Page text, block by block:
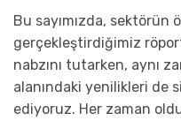
Bu sayımızda, sektörün
gerçekleştirdiğimiz
nabzını tutarken, aynı
alanındaki yenilikleri de
ediyoruz. Her zaman